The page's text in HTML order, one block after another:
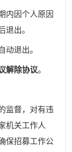
内因个人原因
退出。
动退出。
解除协议。
监督，对有违
机关工作人
保招募工作公